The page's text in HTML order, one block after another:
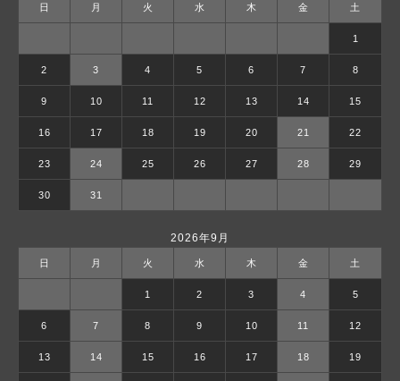
日 月 火 水 木 金 土
1
2 3 4 5 6 7 8
9 10 11 12 13 14 15
16 17 18 19 20 21 22
23 24 25 26 27 28 29
30 31
2026年9月
日 月 火 水 木 金 土
1 2 3 4 5
6 7 8 9 10 11 12
13 14 15 16 17 18 19